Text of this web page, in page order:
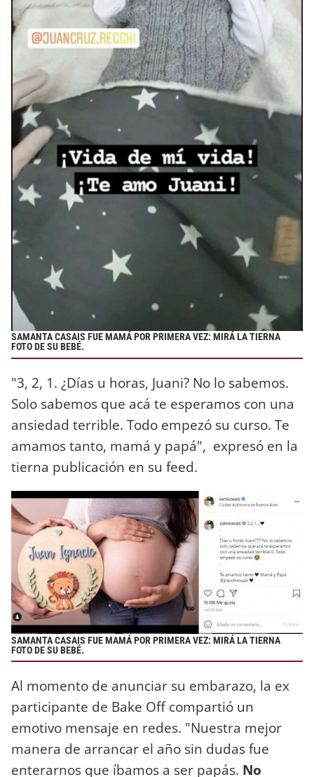
SAMANTA CASAIS FUE MAMÁ POR PRIMERA VEZ: MIRÁ LA TIERNA
FOTO DE SU BEBÉ.
"3, 2, 1. ¿Días u horas, Juani? No lo sabemos.
Solo sabemos que acá te esperamos con una
ansiedad terrible. Todo empezó su curso. Te
amamos tanto, mamá y papá", expresó en la
tierna publicación en su feed.
SAMANTA CASAIS FUE MAMÁ POR PRIMERA VEZ: MIRÁ LA TIERNA
FOTO DE SU BEBÉ.
Al momento de anunciar su embarazo, la ex
participante de Bake Off compartió un
emotivo mensaje en redes. "Nuestra mejor
manera de arrancar el año sin dudas fue
enterarnos que íbamos a ser papás. No